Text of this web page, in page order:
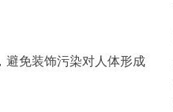
避免装饰污染对人体形成